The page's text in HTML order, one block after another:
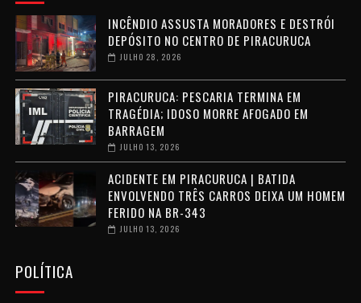
INCÊNDIO ASSUSTA MORADORES E DESTRÓI
DEPÓSITO NO CENTRO DE PIRACURUCA
JULHO 28, 2026
PIRACURUCA: PESCARIA TERMINA EM
TRAGÉDIA; IDOSO MORRE AFOGADO EM
BARRAGEM
JULHO 13, 2026
ACIDENTE EM PIRACURUCA | BATIDA
ENVOLVENDO TRÊS CARROS DEIXA UM HOMEM
FERIDO NA BR-343
JULHO 13, 2026
POLÍTICA